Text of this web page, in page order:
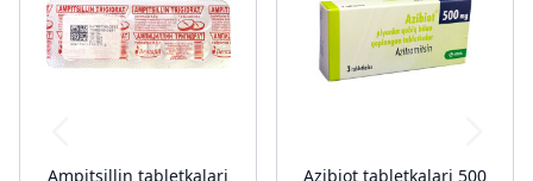
Ampitsillin tabletkalari
Azibiot tabletkalari 500